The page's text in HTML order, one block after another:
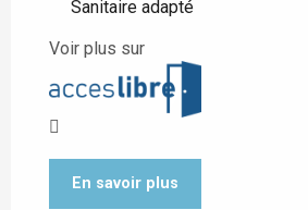
Sanitaire adapté
Voir plus sur
En savoir plus